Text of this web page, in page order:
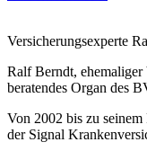
Versicherungsexperte
Ralf Berndt, ehemaliger
beratendes Organ des
Von 2002 bis zu
der Signal